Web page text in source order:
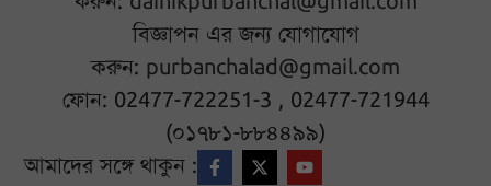
বিজ্ঞাপন এর জন্য যোগাযোগ
করুন: purbanchalad@gmail.com
ফোন: 02477-722251-3 , 02477-721944
(০১৭৮১-৮৮৪৪৯৯)
আমাদের সঙ্গে থাকুন :